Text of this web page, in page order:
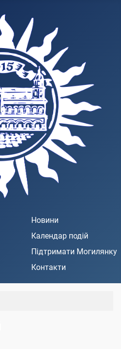
Новини
Календар подій
Підтримати Могилянку
Контакти